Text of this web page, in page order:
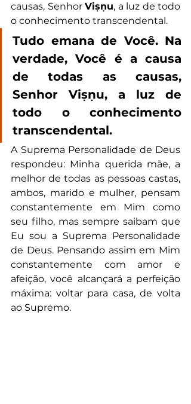
causas, Senhor Viṣṇu, a luz de todo
o conhecimento transcendental.
Tudo emana de Você. Na
verdade, Você é a causa
de todas as causas,
Senhor Viṣṇu, a luz de
todo o conhecimento
transcendental.
A Suprema Personalidade de Deus
respondeu: Minha querida mãe, a
melhor de todas as pessoas castas,
ambos, marido e mulher, pensam
constantemente em Mim como
seu filho, mas sempre saibam que
Eu sou a Suprema Personalidade
de Deus. Pensando assim em Mim
constantemente com amor e
afeição, você alcançará a perfeição
máxima: voltar para casa, de volta
ao Supremo.